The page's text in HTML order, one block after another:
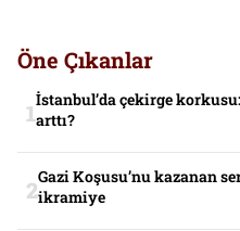
Öne Çıkanlar
İstanbul’da çekirge
arttı?
Gazi Koşusu’nu kazanan
ikramiye